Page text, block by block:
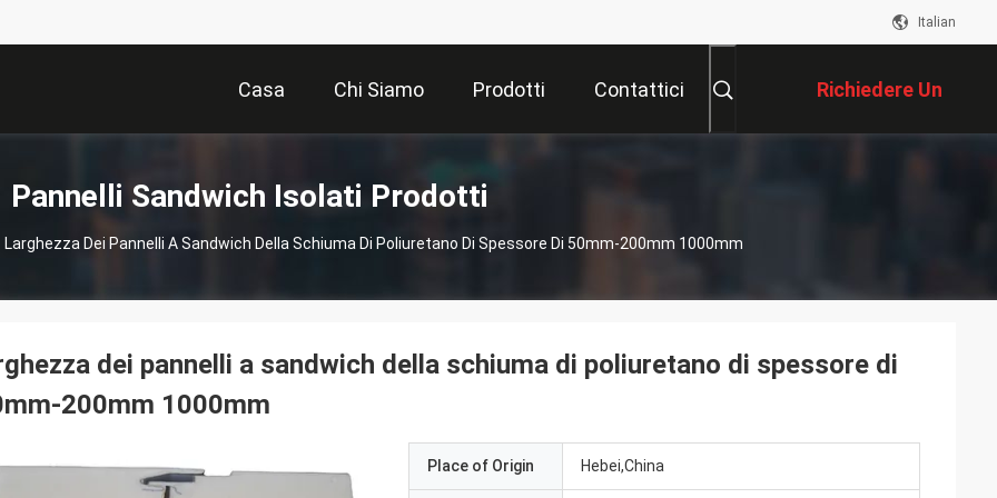
Italian
Casa Chi Siamo Prodotti Contattici Richiedere Un
Preventivo
Pannelli Sandwich Isolati Prodotti
Larghezza Dei Pannelli A Sandwich Della Schiuma Di Poliuretano Di Spessore Di 50mm-200mm 1000mm
dei pannelli a sandwich della schiuma di poliuretano di spessore di
200mm 1000mm
Place of Origin Hebei,China